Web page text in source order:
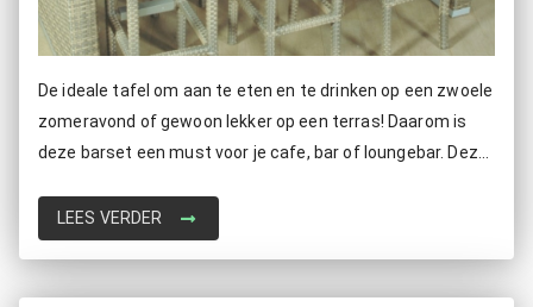
De ideale tafel om aan te eten en te drinken op een zwoele
zomeravond of gewoon lekker op een terras! Daarom is
deze barset een must voor je cafe, bar of loungebar. Deze
LEES VERDER